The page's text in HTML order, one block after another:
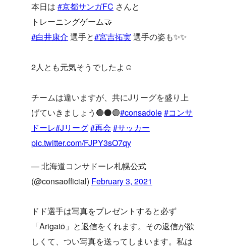
本日は#京都サンガFC さんと
トレーニングゲーム🤝
#白井康介 選手と#宮吉拓実 選手の姿も✨✨
2人とも元気そうでしたよ☺️
チームは違いますが、共にJリーグを盛り上
げていきましょう🔴⚫️🟣#consadole#コンサ
ドーレ#Jリーグ#再会 #サッカー
pic.twitter.com/FJPY3sO7qy
— 北海道コンサドーレ札幌公式
(@consaofficial) February 3, 2021
ドド選手は写真をプレゼントすると必ず
「Arigatō」と返信をくれます。その返信が欲
しくて、つい写真を送ってしまいます。私は